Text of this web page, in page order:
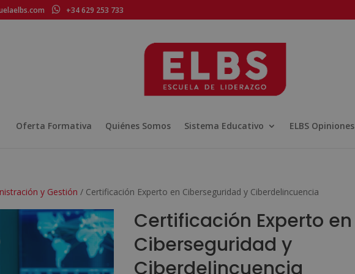
+34 629 253 733
Oferta Formativa Quiénes Somos Sistema Educativo ELBS Opiniones
y Gestión / Certificación Experto en Ciberseguridad y Ciberdelincuencia
Certificación Experto en
Ciberseguridad y
Ciberdelincuencia